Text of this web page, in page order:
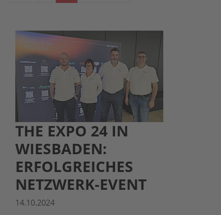
THE EXPO 24 IN
WIESBADEN:
ERFOLGREICHES
NETZWERK-EVENT
14.10.2024